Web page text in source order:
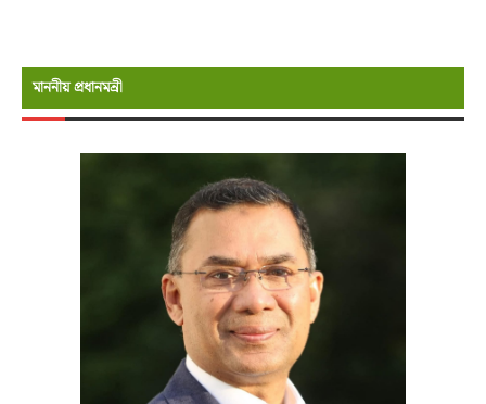
মাননীয় প্রধানমন্রী